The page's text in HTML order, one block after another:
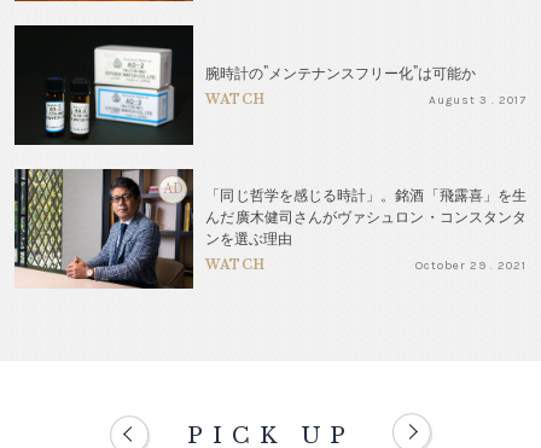
腕時計の"メンテナンスフリー化"は可能か
WATCH August 3 . 2017
AD
「同じ哲学を感じる時計」。銘酒「飛露喜」を生
んだ廣木健司さんがヴァシュロン・コンスタンタ
ンを選ぶ理由
WATCH October 29 . 2021
PICK UP